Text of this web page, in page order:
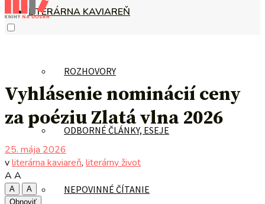
LITERÁRNA KAVIAREŇ
ROZHOVORY
ODBORNÉ ČLÁNKY, ESEJE
NEPOVINNÉ ČÍTANIE
Vyhlásenie nominácií ceny
za poéziu Zlatá vlna 2026
25. mája 2026
vliterárna kaviareň, literárny život
A A
A
A
Obnoviť